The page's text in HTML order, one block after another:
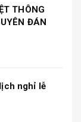
THÔNG
ĐÁN
nghỉ lễ